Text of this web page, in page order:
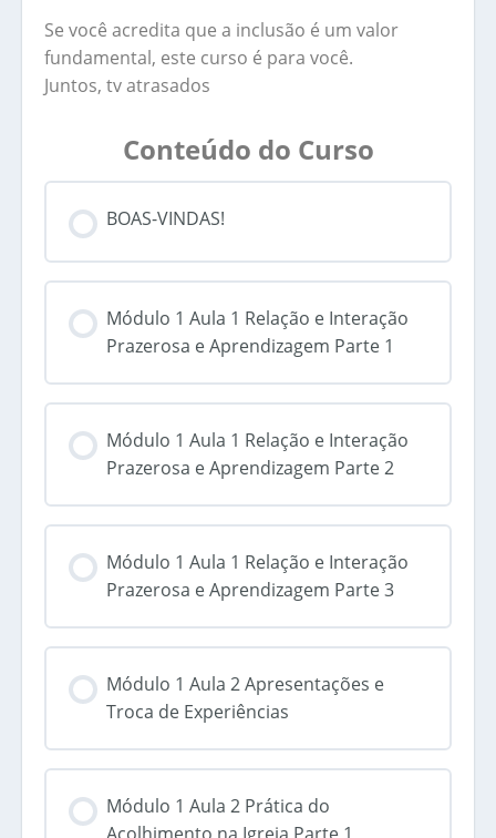
Se você acredita que a inclusão é um valor
fundamental, este curso é para você.
Juntos, tv atrasados
Conteúdo do Curso
BOAS-VINDAS!
Módulo 1 Aula 1 Relação e Interação
Prazerosa e Aprendizagem Parte 1
Módulo 1 Aula 1 Relação e Interação
Prazerosa e Aprendizagem Parte 2
Módulo 1 Aula 1 Relação e Interação
Prazerosa e Aprendizagem Parte 3
Módulo 1 Aula 2 Apresentações e
Troca de Experiências
Módulo 1 Aula 2 Prática do